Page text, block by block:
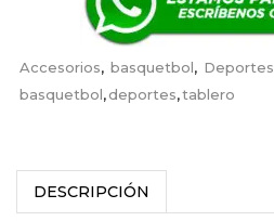
Accesorios, basquetbol, Deportes
basquetbol,deportes,tablero
DESCRIPCIÓN